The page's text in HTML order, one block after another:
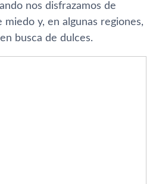
nos disfrazamos de
y, en algunas regiones,
busca de dulces.